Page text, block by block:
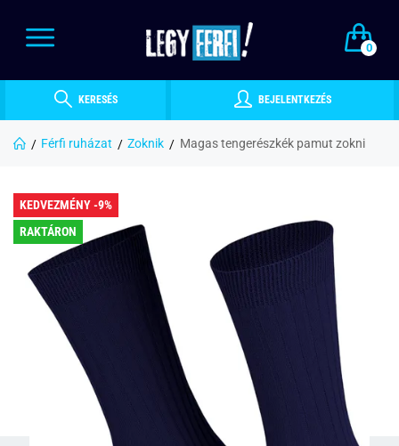
0
KERESÉS BEJELENTKEZÉS
Férfi ruházat Zoknik Magas tengerészkék pamut zokni
KEDVEZMÉNY -9%
RAKTÁRON